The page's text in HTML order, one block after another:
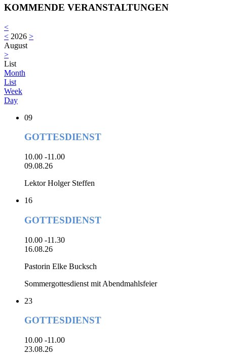
KOMMENDE VERANSTALTUNGEN
<
< 2026 >
August
>
List
Month
List
Week
Day
09
GOTTESDIENST
10.00 -11.00
09.08.26
Lektor Holger Steffen
16
GOTTESDIENST
10.00 -11.30
16.08.26
Pastorin Elke Bucksch
Sommergottesdienst mit Abendmahlsfeier
23
GOTTESDIENST
10.00 -11.00
23.08.26